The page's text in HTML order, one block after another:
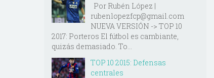
Por Rubén López |
rubenlopezfcp@gmail.com
NUEVA VERSIÓN -> TOP 10
2017: Porteros El fútbol es cambiante,
quizás demasiado. To...
TOP 10 2015: Defensas
centrales